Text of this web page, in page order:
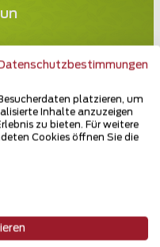
Datenschutzbestimmungen
platzieren, um
Inhalte anzuzeigen
zu bieten. Für weitere
Cookies öffnen Sie die